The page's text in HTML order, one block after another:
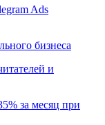
Ads
бизнеса
и
за месяц при